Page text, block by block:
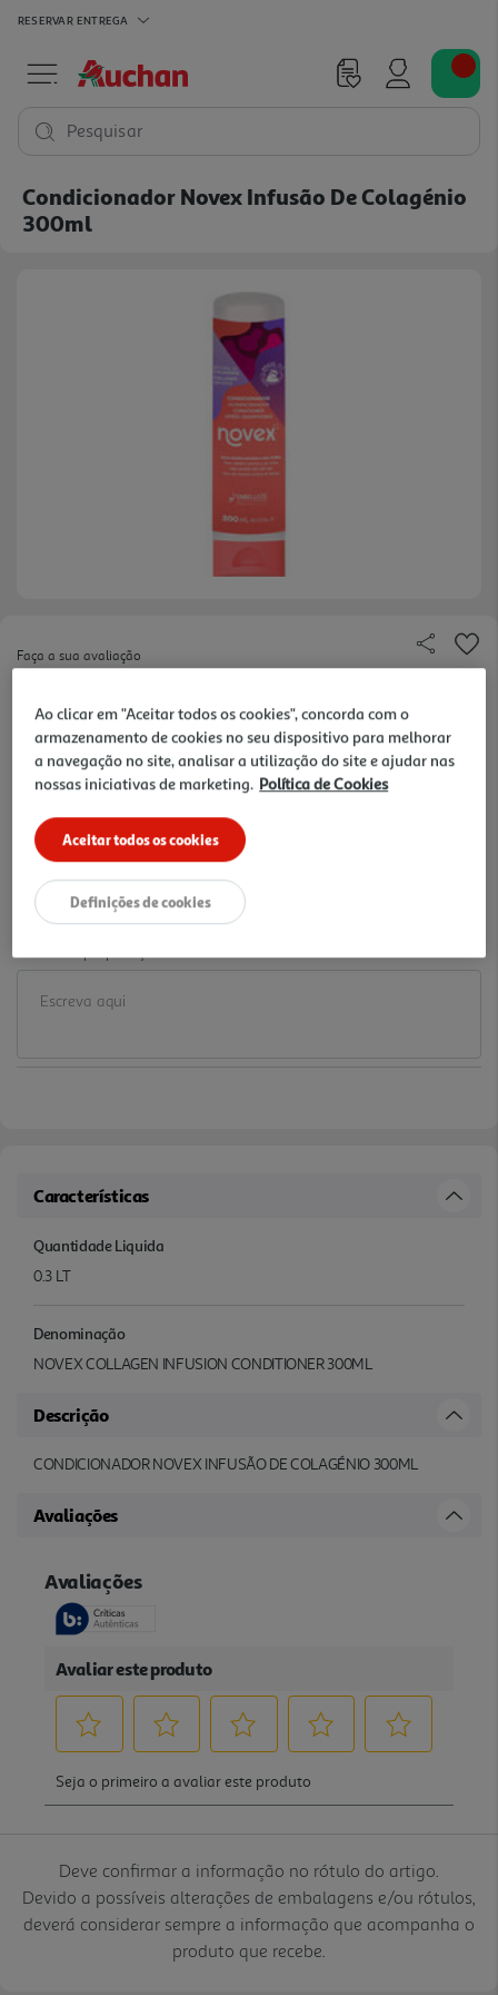
RESERVAR ENTREGA
Pesquisar
Condicionador Novex Infusão De Colagénio
300ml
Faça a sua avaliação
22.43 €/Lt
6,73 €
De 2/8/2026 a 1/9/2026
Características
Quantidade Liquida
0.3 LT
Denominação
NOVEX COLLAGEN INFUSION CONDITIONER 300ML
Descrição
CONDICIONADOR NOVEX INFUSÃO DE COLAGÉNIO 300ML
Avaliações
Deve confirmar a informação no rótulo do artigo.
Devido a possíveis alterações de embalagens e/ou rótulos,
deverá considerar sempre a informação que acompanha o
produto que recebe.
Ao clicar em "Aceitar todos os cookies", concorda com o
armazenamento de cookies no seu dispositivo para melhorar
a navegação no site, analisar a utilização do site e ajudar nas
nossas iniciativas de marketing. Política de Cookies
Aceitar todos os cookies
Definições de cookies